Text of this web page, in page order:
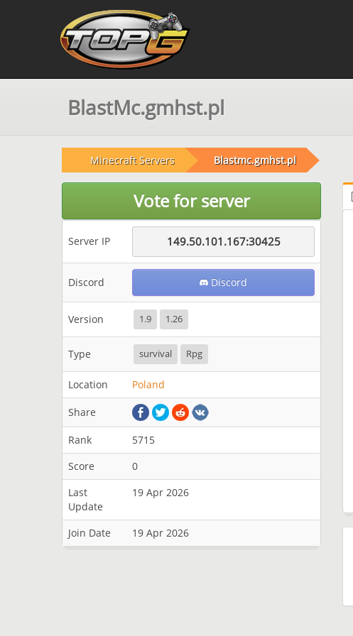
BlastMc.gmhst.pl
Minecraft Servers Blastmc.gmhst.pl
Vote for server
Server IP 149.50.101.167:30425
Discord Discord
Version 1.9 1.26
Type survival Rpg
Location Poland
Share
Rank
5715
Score
0
Last
Update
19 Apr 2026
Join Date 19 Apr 2026